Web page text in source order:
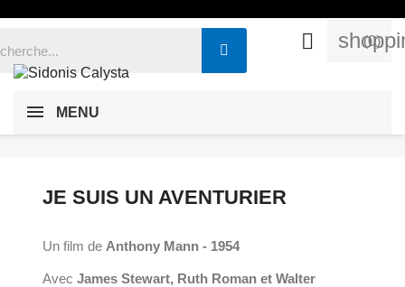
 (0)
MENU
JE SUIS UN AVENTURIER
Un film de Anthony Mann - 1954
Avec James Stewart, Ruth Roman et Walter